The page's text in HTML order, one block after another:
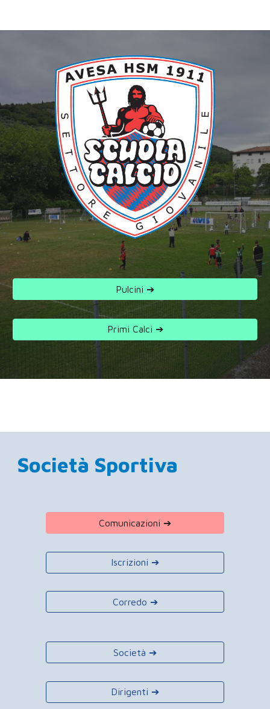
Pulcini ➔
Primi Calci ➔
Società Sportiva
Comunicazioni ➔
Iscrizioni ➔
Corredo ➔
Società ➔
Dirigenti ➔